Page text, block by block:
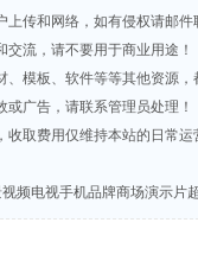
上传和网络，如有侵权请邮件
流，请不要用于商业用途！
、模板、软件等等其他资源，
广告，请联系管理员处理！
收取费用仅维持本站的日常运
频电视手机品牌商场演示片